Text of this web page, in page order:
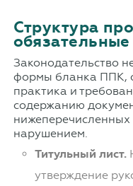
Структура
Законодательство
формы бланка ППК,
практика и
содержанию
нижеперечисленных
нарушением.
Титульный лист.
утверждение